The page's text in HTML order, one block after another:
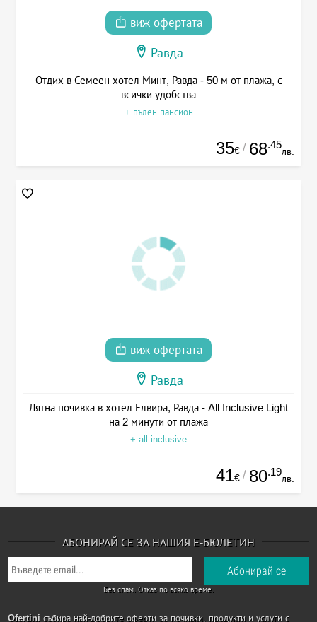
виж офертата
Равда
Отдих в Семеен хотел Минт, Равда - 50 м от плажа, с
всички удобства
+ пълен пансион
35€ / 68.45
лв.
виж офертата
Равда
Лятна почивка в хотел Елвира, Равда - All Inclusive Light
на 2 минути от плажа
+ all inclusive
41€ / 80.19
лв.
АБОНИРАЙ СЕ ЗА НАШИЯ Е-БЮЛЕТИН
Без спам. Отказ по всяко време.
Ofertini събира най-добрите оферти за почивки, продукти и услуги с